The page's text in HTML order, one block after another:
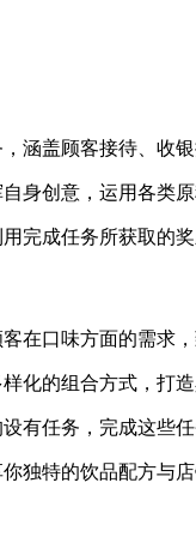
涵盖顾客接待、收
身创意，运用各类
完成任务所获取的
在口味方面的需求
化的组合方式，打
有任务，完成这些
独特的饮品配方与